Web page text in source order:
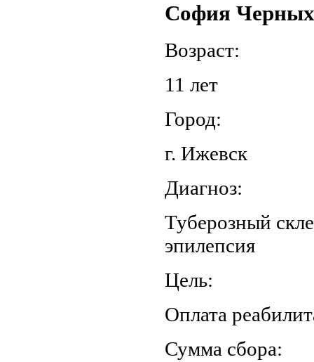
София Черных
Возраст:
11 лет
Город:
г. Ижевск
Диагноз:
Туберозный
эпилепсия
Цель:
Оплата
Сумма сбора: